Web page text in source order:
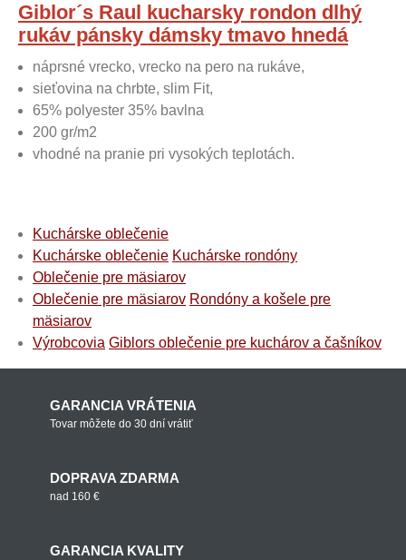
Giblor´s Raul kucharsky rondon dlhý
rukáv pánsky dámsky tmavo hnedá
náprsné vrecko, vrecko na pero na rukáve,
sieťovina na chrbte, slim Fit,
65% polyester 35% bavlna
200 gr/m2
vhodné na pranie pri vysokých teplotách.
Kuchárske oblečenie
Kuchárske oblečenie Kuchárske rondóny
Oblečenie pre mäsiarov
Oblečenie pre mäsiarov Rondóny a košele pre
mäsiarov
Výrobcovia Giblors oblečenie pre kuchárov a čašníkov
GARANCIA VRÁTENIA
Tovar môžete do 30 dní vrátiť
DOPRAVA ZDARMA
nad 160 €
GARANCIA KVALITY